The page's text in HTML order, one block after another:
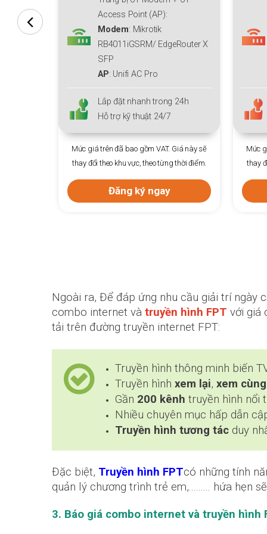
Access Point (AP):
Modem: Mikrotik
RB4011iGSRM/ EdgeRouter X
SFP
AP:Unifi AC Pro
Lắp đặt nhanh trong 24h
Hỗ trợ kỹ thuật 24/7
Mức giá trên đã bao gồm VAT. Giá này sẽ
thay đổi theo khu vực, theo từng thời điểm.
Đăng ký ngay
Mức
Ngoài ra, Để đáp ứng nhu cầu giải trí ngày
combo internet và truyền hình FPT với giá
tải trên đường truyền internet FPT:
Truyền hình thông minh biến
Truyền hình xem lại, xem
Gần 200 kênh truyền hình nổi
Nhiều chuyên mục hấp dẫn
Truyền hình tương tác duy
Đặc biệt, Truyền hình FPTcó những tính
quản lý chương trình trẻ em,......... hứa hẹn
3. Báo giá combo internet và truyền hình